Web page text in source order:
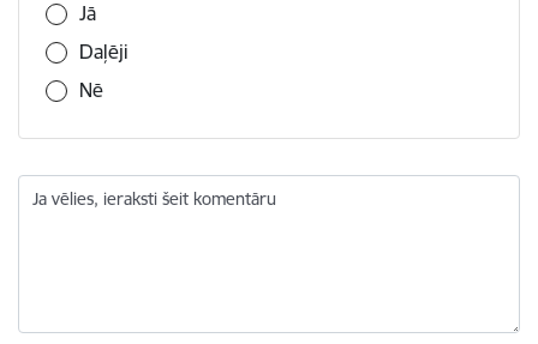
Jā
Daļēji
Nē
Ja vēlies, ieraksti šeit komentāru